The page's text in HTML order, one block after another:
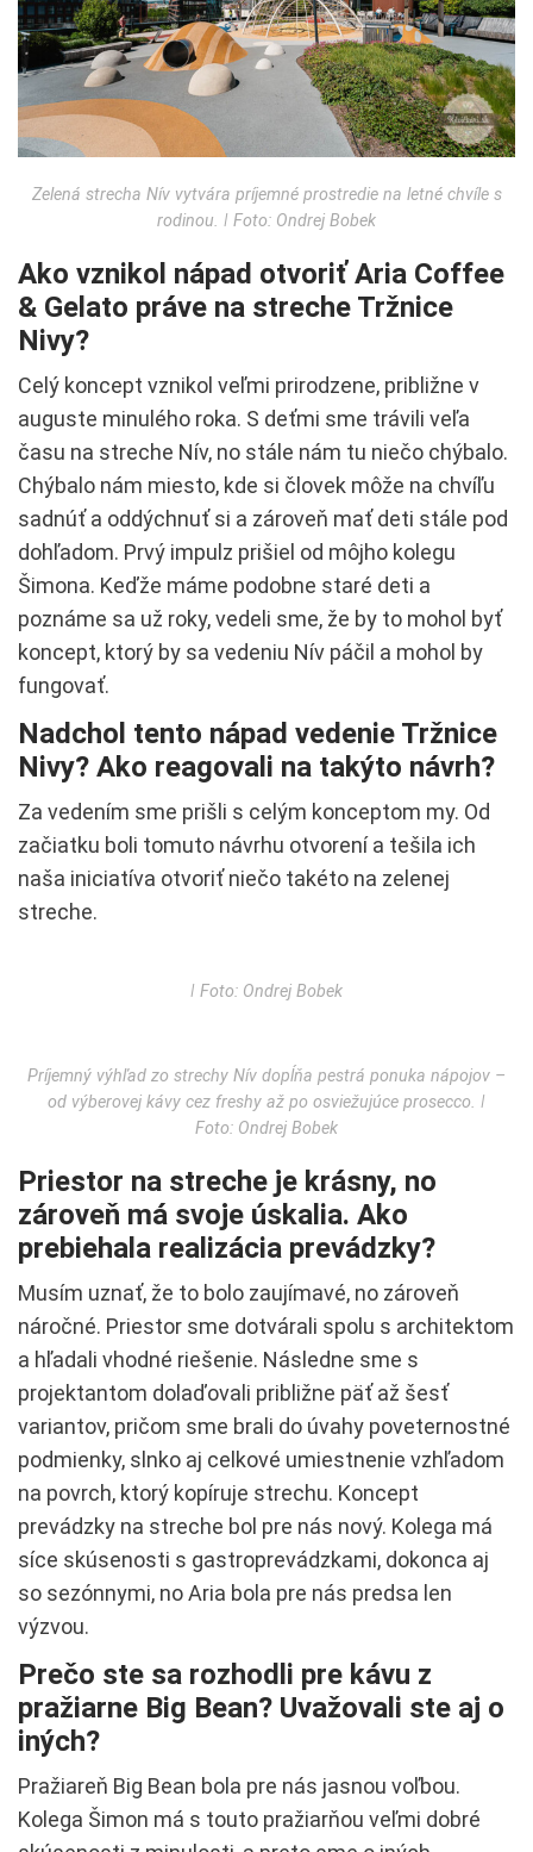
Zelená strecha Nív vytvára príjemné prostredie na letné chvíle s
rodinou. ǀ Foto: Ondrej Bobek
Ako vznikol nápad otvoriť Aria Coffee
& Gelato práve na streche Tržnice
Nivy?
Celý koncept vznikol veľmi prirodzene, približne v
auguste minulého roka. S deťmi sme trávili veľa
času na streche Nív, no stále nám tu niečo chýbalo.
Chýbalo nám miesto, kde si človek môže na chvíľu
sadnúť a oddýchnuť si a zároveň mať deti stále pod
dohľadom. Prvý impulz prišiel od môjho kolegu
Šimona. Keďže máme podobne staré deti a
poznáme sa už roky, vedeli sme, že by to mohol byť
koncept, ktorý by sa vedeniu Nív páčil a mohol by
fungovať.
Nadchol tento nápad vedenie Tržnice
Nivy? Ako reagovali na takýto návrh?
Za vedením sme prišli s celým konceptom my. Od
začiatku boli tomuto návrhu otvorení a tešila ich
naša iniciatíva otvoriť niečo takéto na zelenej
streche.
ǀ Foto: Ondrej Bobek
Príjemný výhľad zo strechy Nív dopĺňa pestrá ponuka nápojov –
od výberovej kávy cez freshy až po osviežujúce prosecco. ǀ
Foto: Ondrej Bobek
Priestor na streche je krásny, no
zároveň má svoje úskalia. Ako
prebiehala realizácia prevádzky?
Musím uznať, že to bolo zaujímavé, no zároveň
náročné. Priestor sme dotvárali spolu s architektom
a hľadali vhodné riešenie. Následne sme s
projektantom dolaďovali približne päť až šesť
variantov, pričom sme brali do úvahy poveternostné
podmienky, slnko aj celkové umiestnenie vzhľadom
na povrch, ktorý kopíruje strechu. Koncept
prevádzky na streche bol pre nás nový. Kolega má
síce skúsenosti s gastroprevádzkami, dokonca aj
so sezónnymi, no Aria bola pre nás predsa len
výzvou.
Prečo ste sa rozhodli pre kávu z
pražiarne Big Bean? Uvažovali ste aj o
iných?
Pražiareň Big Bean bola pre nás jasnou voľbou.
Kolega Šimon má s touto pražiarňou veľmi dobré